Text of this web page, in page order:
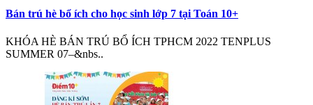
Bán trú hè bổ ích cho học sinh lớp 7 tại Toán 10+
KHÓA HÈ BÁN TRÚ BỔ ÍCH TPHCM 2022 TENPLUS
SUMMER 07–&nbs..